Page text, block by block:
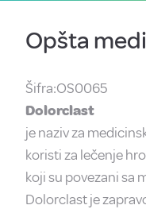
Opšta
Šifra:OS0065
Dolorclast
je naziv za
koristi za lečenje
koji su povezani sa
Dolorclast je